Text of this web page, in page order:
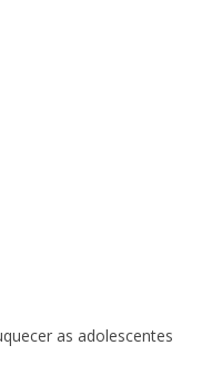
as adolescentes